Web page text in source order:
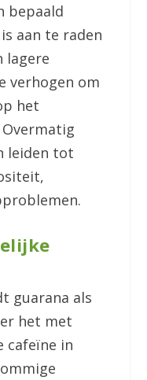
bepaald
aan te raden
lagere
verhogen om
het
leiden tot
guarana als
het met
cafeïne in